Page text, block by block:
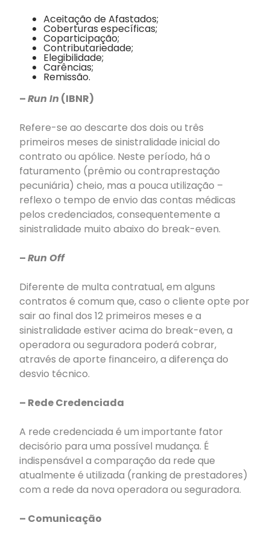
Aceitação de Afastados;
Coberturas específicas;
Coparticipação;
Contributariedade;
Elegibilidade;
Carências;
Remissão.
–Run In (IBNR)
Refere-se ao descarte dos dois ou três
primeiros meses de sinistralidade inicial do
contrato ou apólice. Neste período, há o
faturamento (prêmio ou contraprestação
pecuniária) cheio, mas a pouca utilização –
reflexo o tempo de envio das contas médicas
pelos credenciados, consequentemente a
sinistralidade muito abaixo do break-even.
–Run Off
Diferente de multa contratual, em alguns
contratos é comum que, caso o cliente opte por
sair ao final dos 12 primeiros meses e a
sinistralidade estiver acima do break-even, a
operadora ou seguradora poderá cobrar,
através de aporte financeiro, a diferença do
desvio técnico.
– Rede Credenciada
A rede credenciada é um importante fator
decisório para uma possível mudança. É
indispensável a comparação da rede que
atualmente é utilizada (ranking de prestadores)
com a rede da nova operadora ou seguradora.
– Comunicação